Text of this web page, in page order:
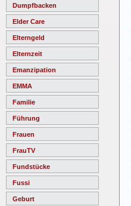
Dumpfbacken
Elder Care
Elterngeld
Elternzeit
Emanzipation
EMMA
Familie
Führung
Frauen
FrauTV
Fundstücke
Fussi
Geburt